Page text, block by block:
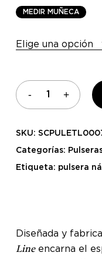
M E DI R MUÑ ECA
Elige una opción
SKU:
Categorías:
Etiqueta: pulsera
Diseñada y
Lineencarna el